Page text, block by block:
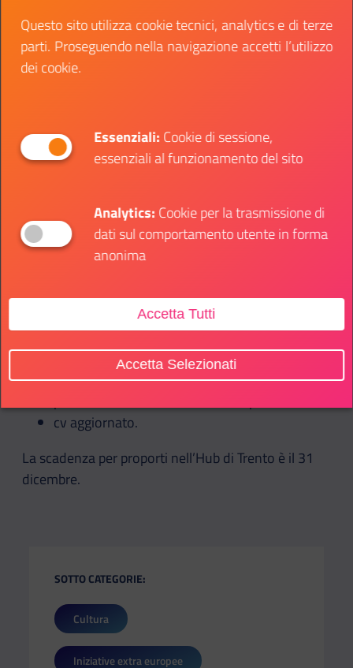
Inquinamento e cambiamenti climatici
Istruzione e lavoro
Entra nella rete internazionale
Puoi entrare in questa rete di volontari se hai tra i
20 e i 30 anni e se vuoi metterti in gioco diventando
protagonista del benessere delle tua comunità.
questa email.
I documenti da allegare sono i seguenti:
lettera motivazionale in cui spieghi chi sei e
cv aggiornato.
La scadenza per proporti nell’Hub di Trento è il 31
dicembre.
SOTTO CATEGORIE:
Cultura
Iniziative extra europee
Questo sito utilizza cookie tecnici, analytics e di terze
parti. Proseguendo nella navigazione accetti l’utilizzo
dei cookie.
Essenziali:Cookie di sessione,
essenziali al funzionamento del sito
Analytics:Cookie per la trasmissione di
dati sul comportamento utente in forma
anonima
Accetta Tutti
Accetta Selezionati